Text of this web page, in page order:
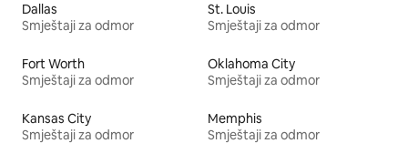
Dallas
Smještaji za odmor
St. Louis
Smještaji za odmor
Fort Worth
Smještaji za odmor
Oklahoma City
Smještaji za odmor
Kansas City
Smještaji za odmor
Memphis
Smještaji za odmor